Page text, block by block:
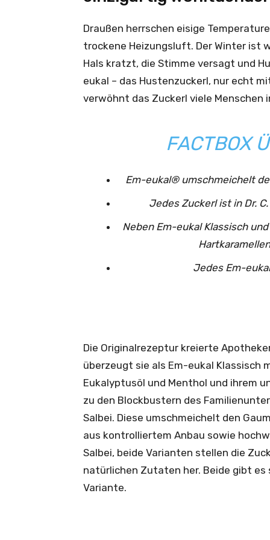
Draußen herrschen eisige
trockene Heizungsluft. Der Winter ist
Hals kratzt, die Stimme versagt und
eukal – das Hustenzuckerl, nur echt
verwöhnt das ­Zuckerl viele Menschen
FACTBOX
Em-eukal® umschmeichelt
Jedes Zuckerl ist in Dr.
Neben Em-eukal Klassisch
Jedes Em-
Die Originalrezeptur kreierte
überzeugt sie als Em-eukal Klassisch
Eukalyptusöl und Menthol und ihrem
zu den Blockbustern des
Salbei. Diese umschmeichelt den
aus kontrolliertem Anbau sowie
Salbei, beide Varianten stellen die
natürlichen Zutaten her. Beide gibt
Variante.